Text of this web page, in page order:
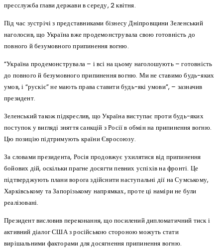
пресслужба глави держави в середу, 2 квітня.
Під час зустрічі з представниками бізнесу Дніпровщини Зеленський
наголосив, що Україна вже продемонструвала свою готовність до
повного й безумовного припинення вогню.
“Україна продемонструвала – і всі на цьому наголошують – готовність
до повного й безумовного припинення вогню. Ми не ставимо будь-яких
умов, і “рускіє” не мають права ставити будь-які умови”, – зазначив
президент.
Зеленський також підкреслив, що Україна виступає проти будь-яких
поступок у вигляді зняття санкцій з Росії в обмін на припинення вогню.
Цю позицію підтримують країни Євросоюзу.
За словами президента, Росія продовжує ухилятися від припинення
бойових дій, оскільки прагне досягти певних успіхів на фронті. Це
підтверджують плани ворога здійснити наступальні дії на Сумському,
Харківському та Запорізькому напрямках, проте ці наміри не були
реалізовані.
Президент висловив переконання, що посилений дипломатичний тиск і
активний діалог США з російською стороною можуть стати
вирішальними факторами для досягнення припинення вогню.